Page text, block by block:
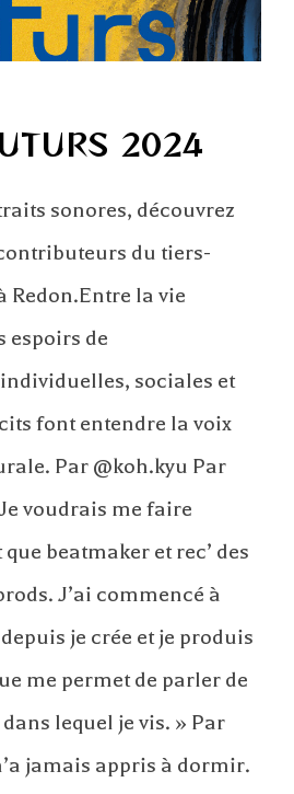
2024
sonores, découvrez
du tiers-
Redon.Entre la vie
espoirs de
sociales et
font entendre la voix
Par @koh.kyu Par
voudrais me faire
beatmaker et rec’ des
J’ai commencé à
je crée et je produis
me permet de parler de
lequel je vis. » Par
jamais appris à dormir.